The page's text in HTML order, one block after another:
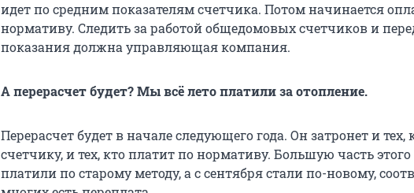
идет по средним показателям счетчика. Потом начинается
нормативу. Следить за работой общедомовых счетчиков и
показания должна управляющая компания.
А перерасчет будет? Мы всё лето платили за отопление.
Перерасчет будет в начале следующего года. Он затронет и тех,
счетчику, и тех, кто платит по нормативу. Большую часть
платили по старому методу, а с сентября стали по-новому,